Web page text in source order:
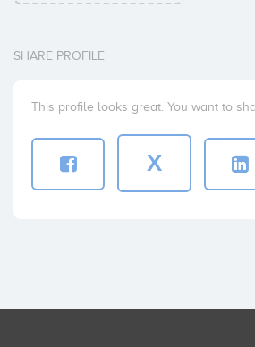
SHARE PROFILE
This profile looks great. You want to
X